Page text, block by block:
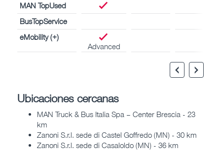
MAN TopUsed
BusTopService
eMobility (+)
Advanced
Ubicaciones cercanas
MAN Truck & Bus Italia Spa – Center Brescia - 23
km
Zanoni S.r.l. sede di Castel Goffredo (MN) - 30 km
Zanoni S.r.l. sede di Casaloldo (MN) - 36 km